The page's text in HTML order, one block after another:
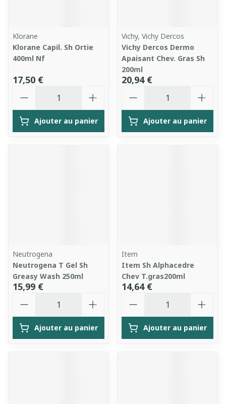
Klorane
Klorane Capil. Sh Ortie
400ml Nf
17,50 €
Ajouter au panier
Vichy, Vichy Dercos
Vichy Dercos Dermo
Apaisant Chev. Gras Sh
200ml
20,94 €
Ajouter au panier
Neutrogena
Neutrogena T Gel Sh
Greasy Wash 250ml
15,99 €
Ajouter au panier
Item
Item Sh Alphacedre
Chev T.gras200ml
14,64 €
Ajouter au panier